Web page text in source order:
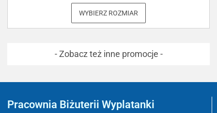
WYBIERZ ROZMIAR
- Zobacz też inne promocje -
Pracownia Biżuterii Wyplatanki